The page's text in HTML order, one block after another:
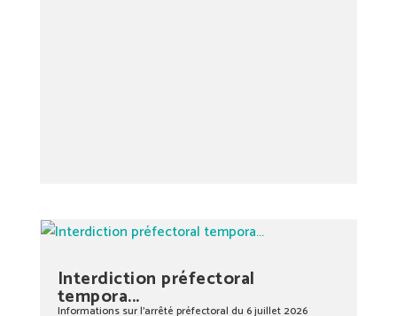
Interdiction préfectoral
tempora...
Informations sur l’arrêté préfectoral du 6 juillet 2026